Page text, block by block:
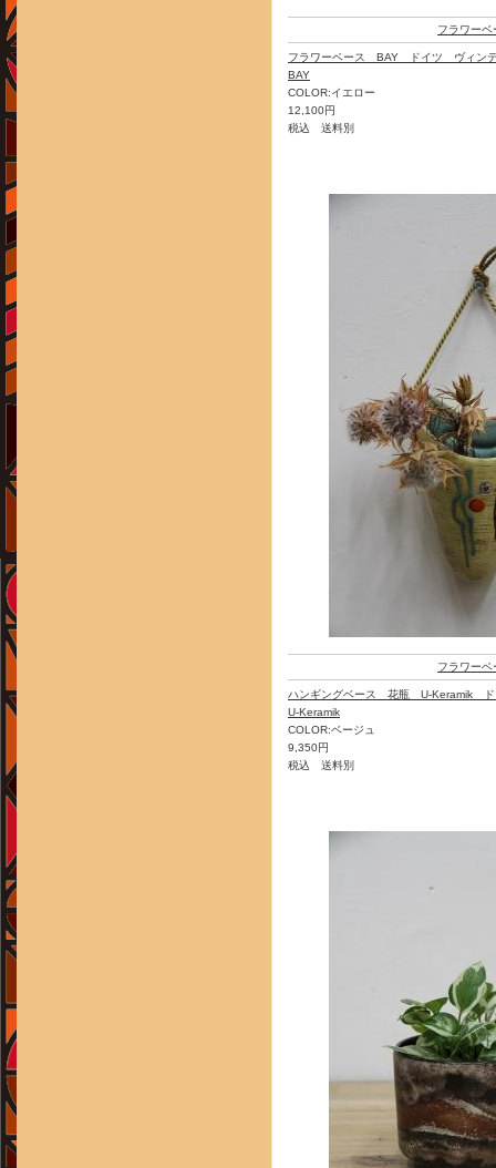
フラワーベ
フラワーベース BAY ドイツ ヴィン
BAY
COLOR:イエロー
12,100円
税込 送料別
フラワーベ
ハンギングベース 花瓶 U-Keramik
U-Keramik
COLOR:ベージュ
9,350円
税込 送料別